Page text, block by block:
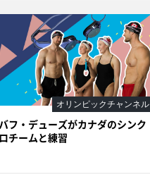
バフ・デューズがカナダのシンク
ロチームと練習
オリンピックチャンネル